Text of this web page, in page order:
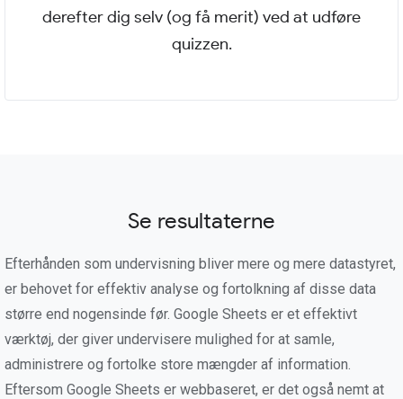
derefter dig selv (og få merit) ved at udføre
quizzen.
Se resultaterne
Efterhånden som undervisning bliver mere og mere datastyret,
er behovet for effektiv analyse og fortolkning af disse data
større end nogensinde før. Google Sheets er et effektivt
værktøj, der giver undervisere mulighed for at samle,
administrere og fortolke store mængder af information.
Eftersom Google Sheets er webbaseret, er det også nemt at